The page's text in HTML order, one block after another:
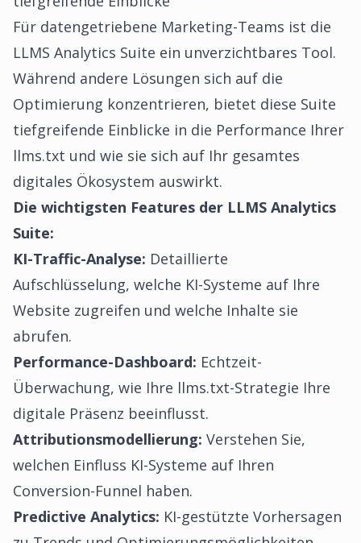
Für datengetriebene Marketing-Teams ist die
LLMS Analytics Suite ein unverzichtbares Tool.
Während andere Lösungen sich auf die
Optimierung konzentrieren, bietet diese Suite
tiefgreifende Einblicke in die Performance Ihrer
llms.txt und wie sie sich auf Ihr gesamtes
digitales Ökosystem auswirkt.
Die wichtigsten Features der LLMS Analytics
Suite:
KI-Traffic-Analyse: Detaillierte
Aufschlüsselung, welche KI-Systeme auf Ihre
Website zugreifen und welche Inhalte sie
abrufen.
Performance-Dashboard: Echtzeit-
Überwachung, wie Ihre llms.txt-Strategie Ihre
digitale Präsenz beeinflusst.
Attributionsmodellierung: Verstehen Sie,
welchen Einfluss KI-Systeme auf Ihren
Conversion-Funnel haben.
Predictive Analytics: KI-gestützte Vorhersagen